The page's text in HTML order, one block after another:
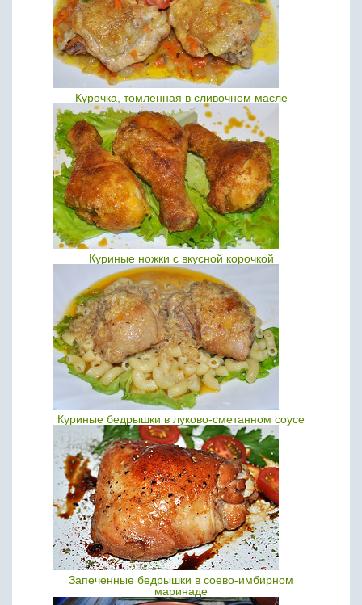
Курочка, томленная в сливочном масле
Куриные ножки с вкусной корочкой
Куриные бедрышки в луково-сметанном соусе
Запеченные бедрышки в соево-имбирном
маринаде